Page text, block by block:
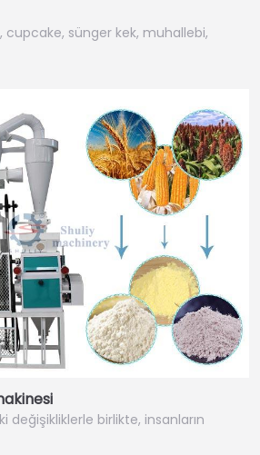
cupcake, sünger kek, muhallebi,
değişikliklerle birlikte, insanların